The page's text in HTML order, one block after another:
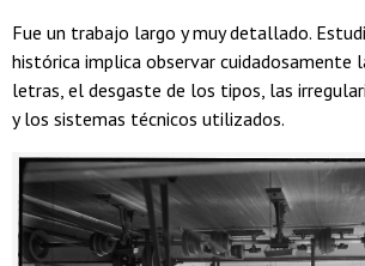
Fue un trabajo largo y muy detallado.
histórica implica observar cuidadosamente
letras, el desgaste de los tipos, las
y los sistemas técnicos utilizados.